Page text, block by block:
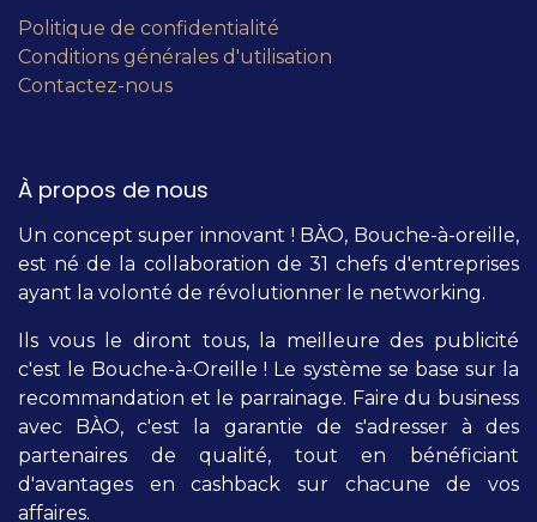
Politique de confidentialité
Conditions générales d'utilisation
Contactez-nous
À propos de nous
Un concept super innovant ! BÀO, Bouche-à-oreille,
est né de la collaboration de 31 chefs d'entreprises
ayant la volonté de révolutionner le networking.
Ils vous le diront tous, la meilleure des publicité
c'est le Bouche-à-Oreille ! Le système se base sur la
recommandation et le parrainage. Faire du business
avec BÀO, c'est la garantie de s'adresser à des
partenaires de qualité, tout en bénéficiant
d'avantages en cashback sur chacune de vos
affaires.